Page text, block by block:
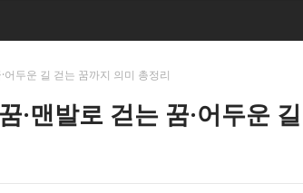
어두운 길 걷는 꿈까지 의미 총정리
·맨발로 걷는 꿈·어두운 길